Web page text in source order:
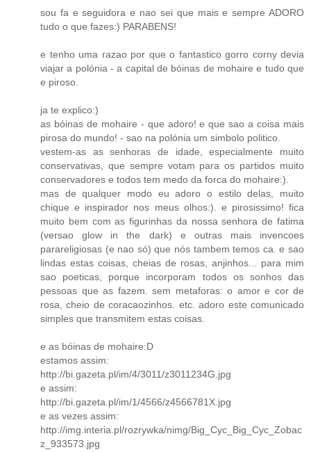
sou fa e seguidora e nao sei que mais e sempre ADORO
tudo o que fazes:) PARABENS!
e tenho uma razao por que o fantastico gorro corny devia
viajar a polónia - a capital de bóinas de mohaire e tudo que
e piroso.
ja te explico:)
as bóinas de mohaire - que adoro! e que sao a coisa mais
pirosa do mundo! - sao na polónia um simbolo politico.
vestem-as as senhoras de idade, especialmente muito
conservativas, que sempre votam para os partidos muito
conservadores e todos tem medo da forca do mohaire:).
mas de qualquer modo eu adoro o estilo delas, muito
chique e inspirador nos meus olhos:). e pirosissimo! fica
muito bem com as figurinhas da nossa senhora de fatima
(versao glow in the dark) e outras mais invencoes
parareligiosas (e nao só) que nós tambem temos ca. e sao
lindas estas coisas, cheias de rosas, anjinhos... para mim
sao poeticas, porque incorporam todos os sonhos das
pessoas que as fazem. sem metaforas: o amor e cor de
rosa, cheio de coracaozinhos. etc. adoro este comunicado
simples que transmitem estas coisas.
e as bóinas de mohaire:D
estamos assim:
http://bi.gazeta.pl/im/4/3011/z3011234G.jpg
e assim:
http://bi.gazeta.pl/im/1/4566/z4566781X.jpg
e as vezes assim:
http://img.interia.pl/rozrywka/nimg/Big_Cyc_Big_Cyc_Zobac
z_933573.jpg